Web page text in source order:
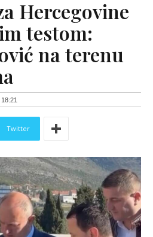
Hercegovine
testom:
na terenu
Twitter